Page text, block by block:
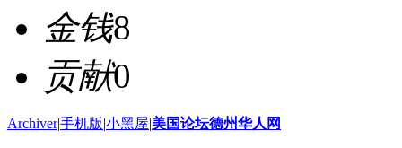
金钱8
贡献0
Archiver|手机版|小黑屋|美国论坛德州华人网